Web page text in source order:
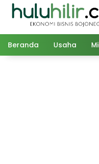
Langsung
Beranda Usaha